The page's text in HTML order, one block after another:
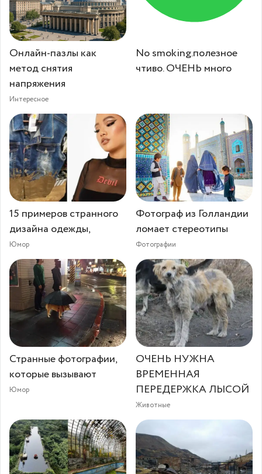
Онлайн-пазлы как
метод снятия
напряжения
Интересное
No smoking.полезное
чтиво. ОЧЕНЬ много
15 примеров странного
дизайна одежды,
Юмор
Фотограф из Голландии
ломает стереотипы
Фотографии
Странные фотографии,
которые вызывают
Юмор
ОЧЕНЬ НУЖНА
ВРЕМЕННАЯ
ПЕРЕДЕРЖКА ЛЫСОЙ
Животные